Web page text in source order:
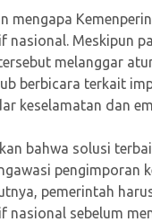
mengapa
Meskipun
melanggar
berbicara terkait
keselamatan dan
bahwa solusi
pemerintah
sebelum